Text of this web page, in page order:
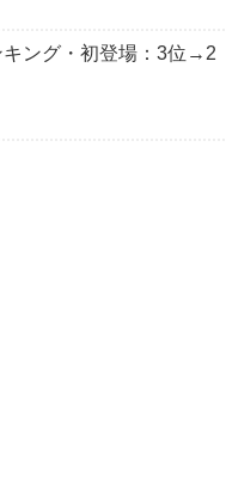
キング・初登場：3位→2